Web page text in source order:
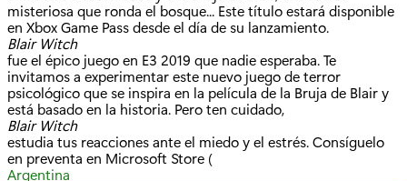
misteriosa que ronda el bosque... Este título estará disponible
en Xbox Game Pass desde el día de su lanzamiento.
Blair Witch
fue el épico juego en E3 2019 que nadie esperaba. Te
invitamos a experimentar este nuevo juego de terror
psicológico que se inspira en la película de la Bruja de Blair y
está basado en la historia. Pero ten cuidado,
Blair Witch
estudia tus reacciones ante el miedo y el estrés. Consíguelo
en preventa en Microsoft Store (
Argentina